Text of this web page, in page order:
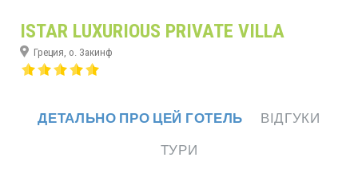
ISTAR LUXURIOUS PRIVATE VILLA
Греция, о. Закинф
ДЕТАЛЬНО ПРО ЦЕЙ ГОТЕЛЬ
ВІДГУКИ
ТУРИ